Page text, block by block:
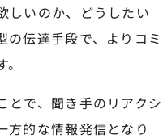
しいのか、どうしたい
の伝達手段で、よりコミ
とで、聞き手のリアクシ
方的な情報発信となり